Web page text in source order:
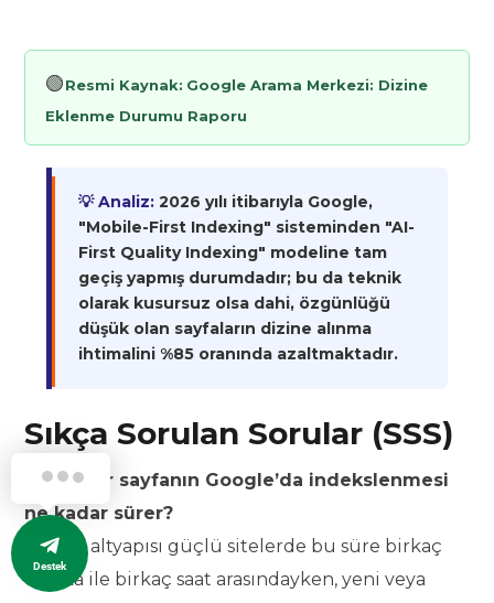
🟢Resmi Kaynak: Google Arama Merkezi: Dizine
Eklenme Durumu Raporu
💡 Analiz: 2026 yılı itibarıyla Google,
"Mobile-First Indexing" sisteminden "AI-
First Quality Indexing" modeline tam
geçiş yapmış durumdadır; bu da teknik
olarak kusursuz olsa dahi, özgünlüğü
düşük olan sayfaların dizine alınma
ihtimalini %85 oranında azaltmaktadır.
Sıkça Sorulan Sorular (SSS)
1. Yeni bir sayfanın Google’da indekslenmesi
ne kadar sürer?
Teknik altyapısı güçlü sitelerde bu süre birkaç
dakika ile birkaç saat arasındayken, yeni veya
Destek